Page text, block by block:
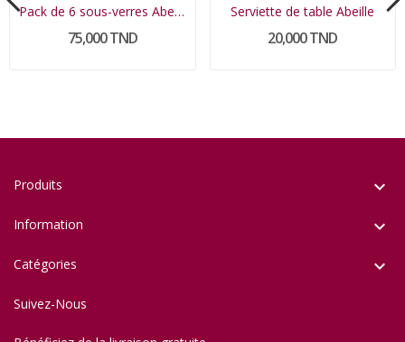
Pack de 6 sous-verres Abeille
75,000 TND
Serviette de table Abeille
20,000 TND
Produits 
Information 
Catégories 
Suivez-Nous